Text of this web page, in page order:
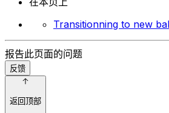
Transitionning to new
报告此页面的问题
反馈
返回顶部